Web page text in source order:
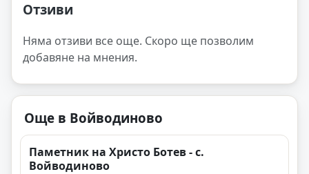
Отзиви
Няма отзиви все още. Скоро ще позволим
добавяне на мнения.
Още в Войводиново
Паметник на Христо Ботев - с.
Войводиново